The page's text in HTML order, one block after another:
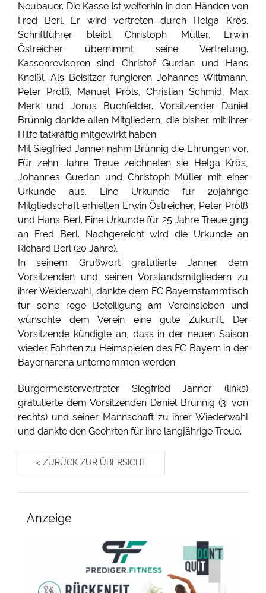
Neubauer. Die Kasse ist weiterhin in den Händen von
Fred Berl. Er wird vertreten durch Helga Krös.
Schriftführer bleibt Christoph Müller. Erwin
Östreicher übernimmt seine Vertretung.
Kassenrevisoren sind Christof Gurdan und Hans
Kneißl. Als Beisitzer fungieren Johannes Wittmann,
Peter Prölß, Manuel Pröls, Christian Schmid, Max
Merk und Jonas Buchfelder. Vorsitzender Daniel
Brünnig dankte allen Mitgliedern, die bisher mit ihrer
Hilfe tatkräftig mitgewirkt haben.
Mit Siegfried Janner nahm Brünnig die Ehrungen vor.
Für zehn Jahre Treue zeichneten sie Helga Krös,
Johannes Guedan und Christoph Müller mit einer
Urkunde aus. Eine Urkunde für 20jährige
Mitgliedschaft erhielten Erwin Östreicher, Peter Prölß
und Hans Berl. Eine Urkunde für 25 Jahre Treue ging
an Fred Berl. Nachgereicht wird die Urkunde an
Richard Berl (20 Jahre),.
In seinem Grußwort gratulierte Janner dem
Vorsitzenden und seinen Vorstandsmitgliedern zu
ihrer Weiderwahl, dankte dem FC Bayernstammtisch
für seine rege Beteiligung am Vereinsleben und
wünschte dem Verein eine gute Zukunft. Der
Vorsitzende kündigte an, dass in der neuen Saison
wieder Fahrten zu Heimspielen des FC Bayern in der
Bayernarena unternommen werden.
Bürgermeistervertreter Siegfried Janner (links)
gratulierte dem Vorsitzenden Daniel Brünnig (3. von
rechts) und seiner Mannschaft zu ihrer Wiederwahl
und dankte den Geehrten für ihre langjährige Treue.
< ZURÜCK ZUR ÜBERSICHT
Anzeige